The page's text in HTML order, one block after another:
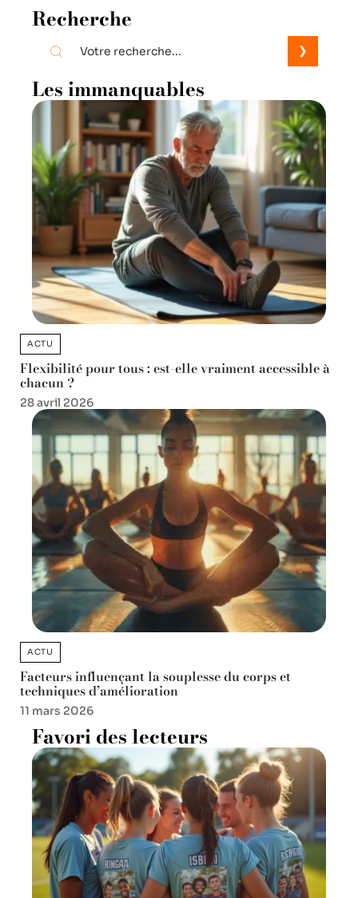
Recherche
Les immanquables
ACTU
Flexibilité pour tous : est-elle vraiment accessible à
chacun ?
28 avril 2026
ACTU
Facteurs influençant la souplesse du corps et
techniques d’amélioration
11 mars 2026
Favori des lecteurs